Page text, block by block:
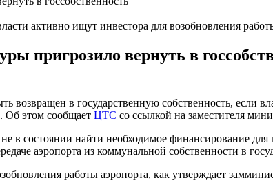
активно ищут инвестора для возобновления
пригрозило вернуть в
возвращен в государственную собственность, если
Об этом сообщает ЦТС со ссылкой на заместителя
в состоянии найти необходимое финансирование
аэропорта из коммунальной собственности в
работы аэропорта, как утверждает